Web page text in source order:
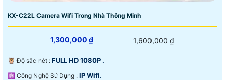
KX-C22L Camera Wifi Trong Nhà Thông Minh
1,300,000 ₫ 1,600,000 ₫
🦉 Độ sắc nét : FULL HD 1080P .
⚛️ Công Nghệ Sử Dụng : IP Wifi.